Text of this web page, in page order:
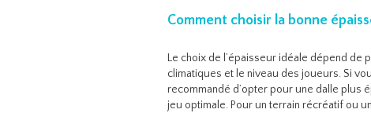
Comment choisir la bonne
Le choix de l’épaisseur idéale dépend
climatiques et le niveau des joueurs. Si
recommandé d’opter pour une dalle plus
jeu optimale. Pour un terrain récréatif ou